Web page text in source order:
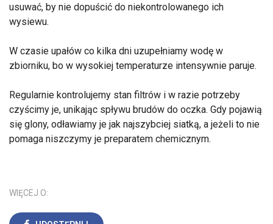
usuwać, by nie dopuścić do niekontrolowanego ich
wysiewu.
W czasie upałów co kilka dni uzupełniamy wodę w
zbiorniku, bo w wysokiej temperaturze intensywnie paruje.
Regularnie kontrolujemy stan filtrów i w razie potrzeby
czyścimy je, unikając spływu brudów do oczka. Gdy pojawią
się glony, odławiamy je jak najszybciej siatką, a jeżeli to nie
pomaga niszczymy je preparatem chemicznym.
WIĘCEJ O: